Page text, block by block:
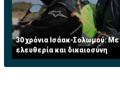
30 χρόνια Ισάακ-Σολωμού: Με
ελευθερία και δικαιοσύνη